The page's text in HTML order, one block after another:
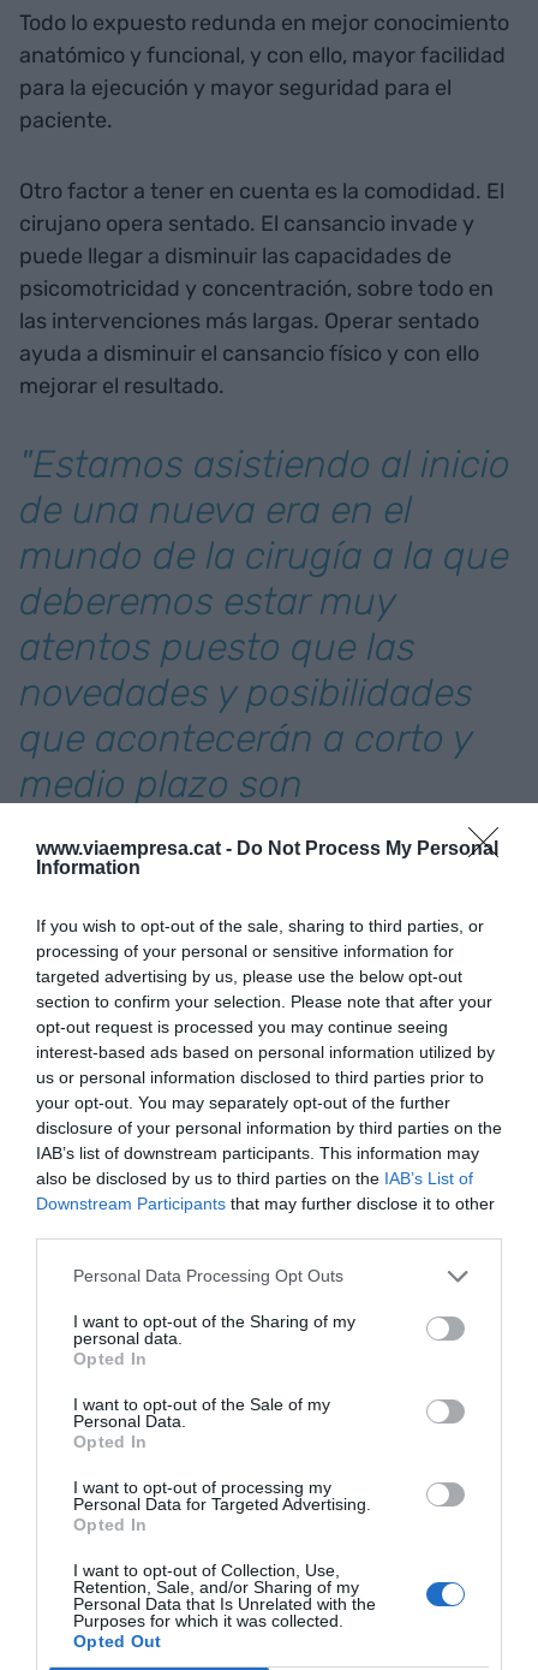
www.viaempresa.cat - Do Not Process My Personal
Information
If you wish to opt-out of the sale, sharing to third parties, or
processing of your personal or sensitive information for
targeted advertising by us, please use the below opt-out
section to confirm your selection. Please note that after your
opt-out request is processed you may continue seeing
interest-based ads based on personal information utilized by
us or personal information disclosed to third parties prior to
your opt-out. You may separately opt-out of the further
disclosure of your personal information by third parties on the
IAB’s list of downstream participants. This information may
also be disclosed by us to third parties on the IAB’s List of
Downstream Participants that may further disclose it to other
Personal Data Processing Opt Outs
I want to opt-out of the Sharing of my
personal data.
Opted In
I want to opt-out of the Sale of my
Personal Data.
Opted In
I want to opt-out of processing my
Personal Data for Targeted Advertising.
Opted In
I want to opt-out of Collection, Use,
Retention, Sale, and/or Sharing of my
Personal Data that Is Unrelated with the
Purposes for which it was collected.
Opted Out
Todo lo expuesto redunda en mejor conocimiento
anatómico y funcional, y con ello, mayor facilidad
para la ejecución y mayor seguridad para el
paciente.
Otro factor a tener en cuenta es la comodidad. El
cirujano opera sentado. El cansancio invade y
puede llegar a disminuir las capacidades de
psicomotricidad y concentración, sobre todo en
las intervenciones más largas. Operar sentado
ayuda a disminuir el cansancio físico y con ello
mejorar el resultado.
"Estamos asistiendo al inicio
de una nueva era en el
mundo de la cirugía a la que
deberemos estar muy
atentos puesto que las
novedades y posibilidades
que acontecerán a corto y
medio plazo son
inimaginables"
técnicas antes rechazadas para el uso de la
robótica. Es curioso que las diferentes técnicas
que se incorporan a la robótica no retrocedan
hacia la laparoscopia.
En la cirugía bariátrica realizamos todas las
técnicas que se hacen por vía laparoscópica
mediante el robot Da Vinci. Los pacientes
perciben menos dolor en la etapa postoperatoria,
Poco a poco los cirujanos apreciamos las ventajas
de disponer de un equipo que permite mejor
visualización y precisión en los movimientos. Este
con lo que se mejoran los resultados. Globalmente
toda la incorporación de la tecnología al quirófano
permite contar con más ayudas que incrementan
el objetivo de optimizar la seguridad del paciente.
Finalmente debo explicar que la verdadera
revolución de la robótica consiste en la capacidad
de introducir dos nuevos factores: